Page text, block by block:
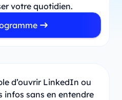
votre quotidien.
d’ouvrir LinkedIn ou
infos sans en entendre